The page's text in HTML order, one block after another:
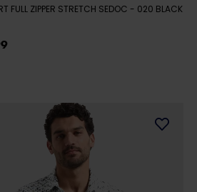
FULL ZIPPER STRETCH SEDOC - 020 BLACK